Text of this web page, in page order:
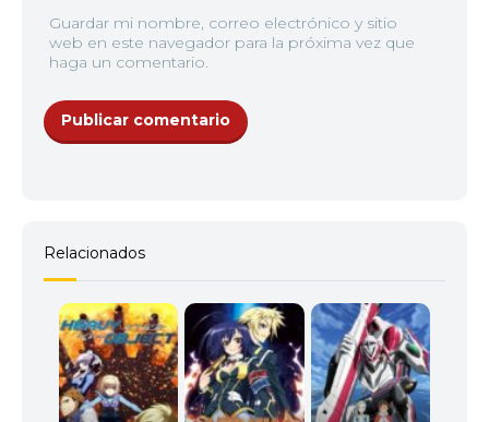
Guardar mi nombre, correo electrónico y sitio
web en este navegador para la próxima vez que
haga un comentario.
Relacionados